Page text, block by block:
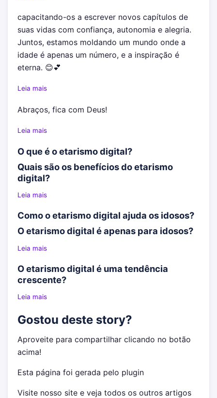
capacitando-os a escrever novos capítulos de
suas vidas com confiança, autonomia e alegria.
Juntos, estamos moldando um mundo onde a
idade é apenas um número, e a inspiração é
eterna. 😊💕
Leia mais
Abraços, fica com Deus!
Leia mais
O que é o etarismo digital?
Quais são os benefícios do etarismo
digital?
Leia mais
Como o etarismo digital ajuda os idosos?
O etarismo digital é apenas para idosos?
Leia mais
O etarismo digital é uma tendência
crescente?
Leia mais
Gostou deste story?
Aproveite para compartilhar clicando no botão
acima!
Esta página foi gerada pelo plugin
Visite nosso site e veja todos os outros artigos